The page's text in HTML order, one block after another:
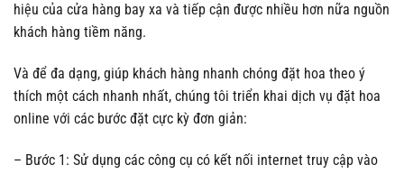
hiệu của cửa hàng bay xa và tiếp cận được nhiều hơn nữa nguồn
khách hàng tiềm năng.
Và để đa dạng, giúp khách hàng nhanh chóng đặt hoa theo ý
thích một cách nhanh nhất, chúng tôi triển khai dịch vụ đặt hoa
online với các bước đặt cực kỳ đơn giản:
– Bước 1: Sử dụng các công cụ có kết nối internet truy cập vào